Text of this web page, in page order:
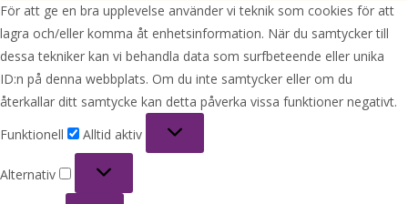
För att ge en bra upplevelse använder vi teknik som cookies för att
lagra och/eller komma åt enhetsinformation. När du samtycker till
dessa tekniker kan vi behandla data som surfbeteende eller unika
ID:n på denna webbplats. Om du inte samtycker eller om du
återkallar ditt samtycke kan detta påverka vissa funktioner negativt.
Funktionell
Alltid aktiv
Alternativ